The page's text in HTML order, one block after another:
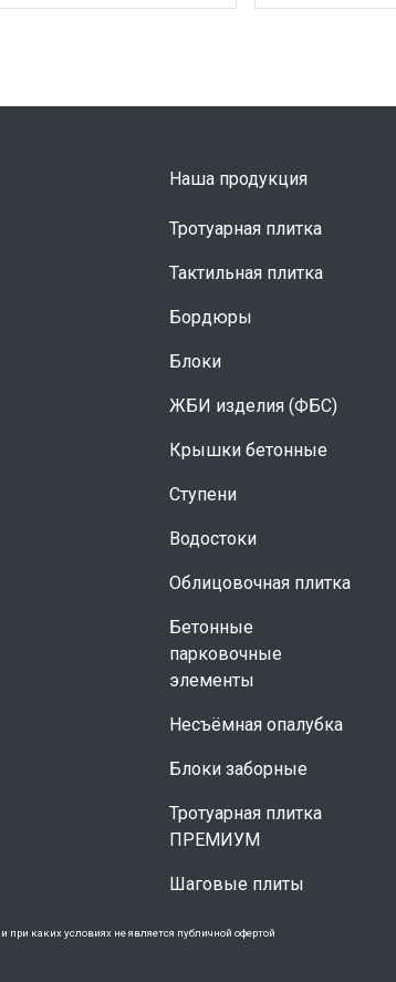
Наша продукция
Тротуарная плитка
Тактильная плитка
Бордюры
Блоки
ЖБИ изделия (ФБС)
Крышки бетонные
Ступени
Водостоки
Облицовочная плитка
Бетонные
парковочные
элементы
Несъёмная опалубка
Блоки заборные
Тротуарная плитка
ПРЕМИУМ
Шаговые плиты
каких условиях не является публичной офертой